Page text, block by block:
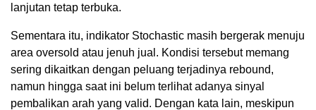
lanjutan tetap terbuka.
Sementara itu, indikator Stochastic masih bergerak menuju
area oversold atau jenuh jual. Kondisi tersebut memang
sering dikaitkan dengan peluang terjadinya rebound,
namun hingga saat ini belum terlihat adanya sinyal
pembalikan arah yang valid. Dengan kata lain, meskipun